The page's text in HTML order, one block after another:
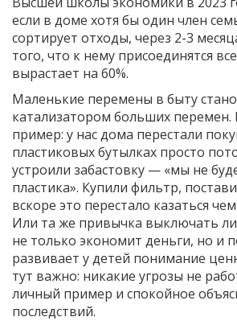
если в доме хотя бы один член
сортирует отходы, через 2-3
того, что к нему присоединятся
вырастает на 60%.
Маленькие перемены в быту
катализатором больших
пример: у нас дома перестали
пластиковых бутылках просто
устроили забастовку — «мы не
пластика». Купили фильтр,
вскоре это перестало казаться
Или та же привычка выключать
не только экономит деньги, но и
развивает у детей понимание
тут важно: никакие угрозы не
личный пример и спокойное
последствий.